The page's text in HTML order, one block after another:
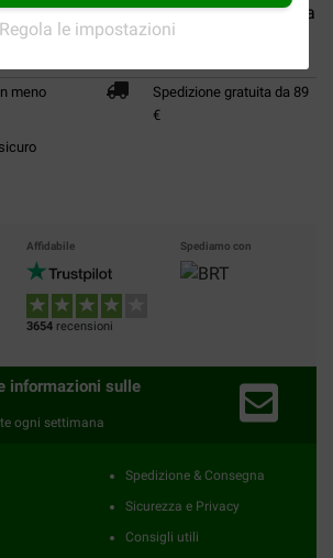
Regola le impostazioni
Royal Canin Mini Light... Royal
meno
Spedizione gratuita da 89
€
Affidabile
3654 recensioni
Spediamo con
informazioni sulle
ogni settimana
Spedizione & Consegna
Sicurezza e Privacy
Consigli utili